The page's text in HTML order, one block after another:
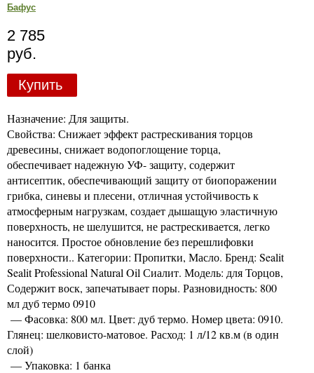
Бафус
2 785
руб.
Купить
Назначение: Для защиты.
Свойства: Снижает эффект растрескивания торцов
древесины, снижает водопоглощение торца,
обеспечивает надежную УФ- защиту, содержит
антисептик, обеспечивающий защиту от биопоражении
грибка, синевы и плесени, отличная устойчивость к
атмосферным нагрузкам, создает дышащую эластичную
поверхность, не шелушится, не растрескивается, легко
наносится. Простое обновление без перешлифовки
поверхности.. Категории: Пропитки, Масло. Бренд: Sealit
Sealit Professional Natural Oil Сиалит. Модель: для Торцов,
Содержит воск, запечатывает поры. Разновидность: 800
мл дуб термо 0910
— Фасовка: 800 мл. Цвет: дуб термо. Номер цвета: 0910.
Глянец: шелковисто-матовое. Расход: 1 л/12 кв.м (в один
слой)
— Упаковка: 1 банка